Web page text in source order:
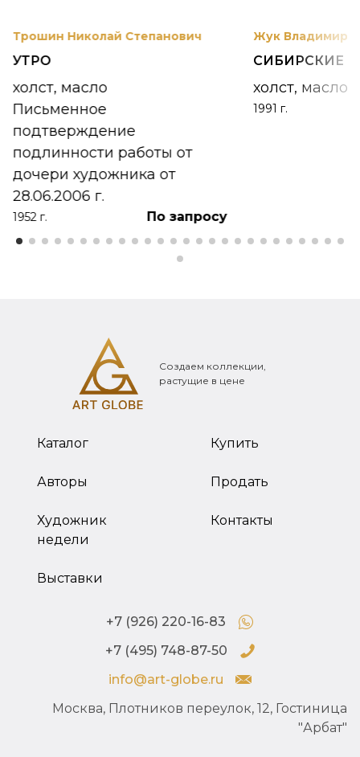
Трошин Николай Степанович
УТРО
холст, масло
Письменное
подтверждение
подлинности работы от
дочери художника от
28.06.2006 г.
1952 г. По запросу
Жук Владимир
СИБИРСКИЕ
холст, масло
1991 г.
Создаем коллекции,
растущие в цене
Каталог
Авторы
Художник
недели
Выставки
Купить
Продать
Контакты
+7 (926) 220-16-83
+7 (495) 748-87-50
info@art-globe.ru
Москва, Плотников переулок, 12, Гостиница
"Арбат"